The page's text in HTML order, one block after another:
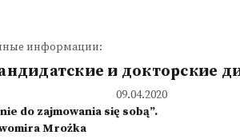
информации:
и докторские
09.04.2020
do zajmowania się sobą”.
Mrożka